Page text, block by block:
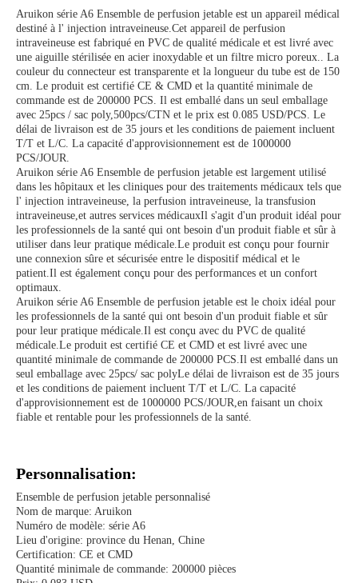
Aruikon série A6 Ensemble de perfusion jetable est un appareil médical
destiné à l' injection intraveineuse.Cet appareil de perfusion
intraveineuse est fabriqué en PVC de qualité médicale et est livré avec
une aiguille stérilisée en acier inoxydable et un filtre micro poreux.. La
couleur du connecteur est transparente et la longueur du tube est de 150
cm. Le produit est certifié CE & CMD et la quantité minimale de
commande est de 200000 PCS. Il est emballé dans un seul emballage
avec 25pcs / sac poly,500pcs/CTN et le prix est 0.085 USD/PCS. Le
délai de livraison est de 35 jours et les conditions de paiement incluent
T/T et L/C. La capacité d'approvisionnement est de 1000000
PCS/JOUR.
Aruikon série A6 Ensemble de perfusion jetable est largement utilisé
dans les hôpitaux et les cliniques pour des traitements médicaux tels que
l' injection intraveineuse, la perfusion intraveineuse, la transfusion
intraveineuse,et autres services médicauxIl s'agit d'un produit idéal pour
les professionnels de la santé qui ont besoin d'un produit fiable et sûr à
utiliser dans leur pratique médicale.Le produit est conçu pour fournir
une connexion sûre et sécurisée entre le dispositif médical et le
patient.Il est également conçu pour des performances et un confort
optimaux.
Aruikon série A6 Ensemble de perfusion jetable est le choix idéal pour
les professionnels de la santé qui ont besoin d'un produit fiable et sûr
pour leur pratique médicale.Il est conçu avec du PVC de qualité
médicale.Le produit est certifié CE et CMD et est livré avec une
quantité minimale de commande de 200000 PCS.Il est emballé dans un
seul emballage avec 25pcs/ sac polyLe délai de livraison est de 35 jours
et les conditions de paiement incluent T/T et L/C. La capacité
d'approvisionnement est de 1000000 PCS/JOUR,en faisant un choix
fiable et rentable pour les professionnels de la santé.
Personnalisation:
Ensemble de perfusion jetable personnalisé
Nom de marque: Aruikon
Numéro de modèle: série A6
Lieu d'origine: province du Henan, Chine
Certification: CE et CMD
Quantité minimale de commande: 200000 pièces